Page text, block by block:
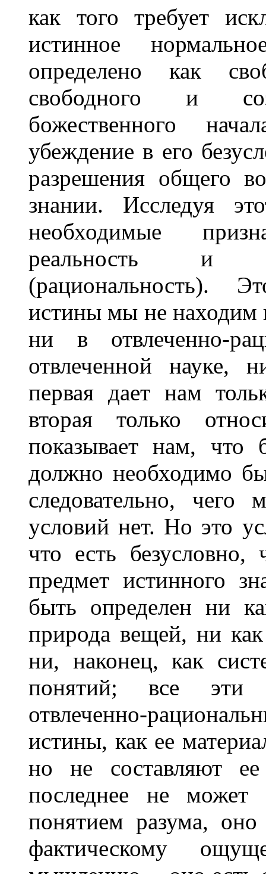
как того требует
истинное
определено как
свободного и
божественного
убеждение в его
разрешения общего
знании. Исследуя
необходимые
реальность и
(рациональность).
истины мы не находим
ни в отвлеченно-
отвлеченной науке,
первая дает нам
вторая только
показывает нам, что
должно необходимо
следовательно,
условий нет. Но это
что есть безусловно,
предмет истинного
быть определен ни
природа вещей, ни
ни, наконец, как
понятий; все эти
отвлеченно-
истины, как ее
но не составляют ее
последнее не
понятием разума,
фактическому